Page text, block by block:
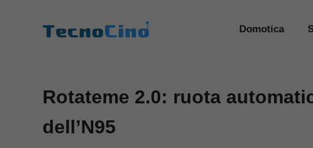
Domotica
Rotateme 2.0: ruota
dell’N95